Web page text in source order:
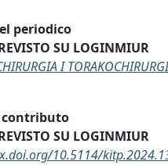
periodico
SU LOGINMIUR
I
contributo
SU LOGINMIUR
10.5114/